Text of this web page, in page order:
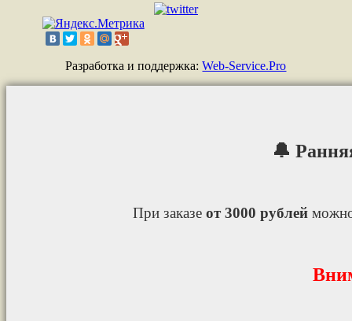
Разработка и поддержка:Web-Service.Pro
🔔
При заказеот 3000 рублей